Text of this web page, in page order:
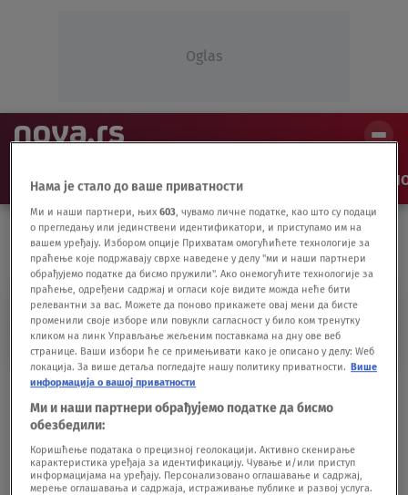
Oglas
NAJNOVIJE VESTI SHOW
AKTOVI
Galerija Singidunum: "Sanjar" Đorđa
Milutinovića
Top 10 zadnjica na muzejskim aktovima po
izboru kritičara
KULTURA26.07.20.
Нама је стало до ваше приватности
Ми и наши партнери, њих603, чувамо личне податке, као што су подаци
о прегледању или јединствени идентификатори, и приступамо им на
вашем уређају. Избором опције Прихватам омогућићете технологије за
праћење које подржавају сврхе наведене у делу "ми и наши партнери
обрађујемо податке да бисмо пружили". Ако онемогућите технологије за
праћење, одређени садржај и огласи које видите можда неће бити
релевантни за вас. Можете да поново прикажете овај мени да бисте
променили своје изборе или повукли сагласност у било ком тренутку
кликом на линк Управљање жељеним поставкама на дну ове веб
странице. Ваши избори ће се примењивати како је описано у делу: Wеб
локација. За више детаља погледајте нашу политику приватности. Више
информација о вашој приватности
Ми и наши партнери обрађујемо податке да бисмо
обезбедили:
Коришћење података о прецизној геолокацији. Активно скенирање
карактеристика уређаја за идентификацију. Чување и/или приступ
информацијама на уређају. Персонализовано оглашавање и садржај,
мерење оглашавања и садржаја, истраживање публике и развој услуга.